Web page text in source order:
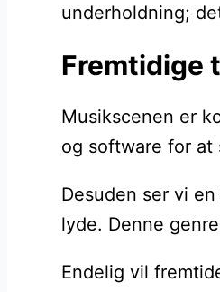
underholdning;
Fremtidige
Musikscenen er
og software for at
Desuden ser vi
lyde. Denne
Endelig vil